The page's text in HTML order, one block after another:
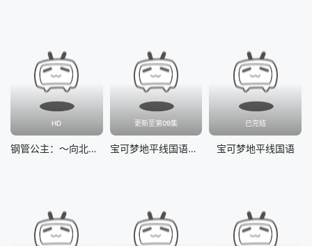
HD
钢管公主：～向北极星许愿～
更新至第09集
宝可梦地平线国语第二季
已完结
宝可梦地平线国语